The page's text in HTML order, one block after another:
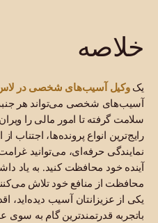
خلاصه
یکوکیل آسیب‌های شخصی در
آسیب‌های شخصی می‌تواند هر
سلامت گرفته تا امور مالی را
رایج‌ترین انواع پرونده‌ها، اجتناب
نمایندگی حرفه‌ای، می‌توانید
آینده خود محافظت کنید. به یاد
محافظت از منافع خود تلاش
یکی از عزیزانتان آسیب دیده‌اید،
باتجربه قدرتمندترین گام به